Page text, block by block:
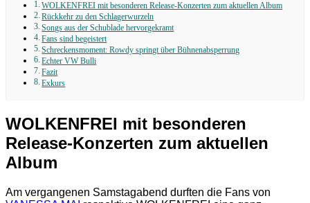
WOLKENFREI mit besonderen Release-Konzerten zum aktuellen Album
Rückkehr zu den Schlagerwurzeln
Songs aus der Schublade hervorgekramt
Fans sind begeistert
Schreckensmoment: Rowdy springt über Bühnenabsperrung
Echter VW Bulli
Fazit
Exkurs
WOLKENFREI mit besonderen
Release-Konzerten zum aktuellen
Album
Am vergangenen Samstagabend durften die Fans von